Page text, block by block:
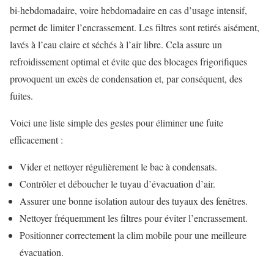
bi-hebdomadaire, voire hebdomadaire en cas d’usage intensif,
permet de limiter l’encrassement. Les filtres sont retirés aisément,
lavés à l’eau claire et séchés à l’air libre. Cela assure un
refroidissement optimal et évite que des blocages frigorifiques
provoquent un excès de condensation et, par conséquent, des
fuites.
Voici une liste simple des gestes pour éliminer une fuite
efficacement :
Vider et nettoyer régulièrement le bac à condensats.
Contrôler et déboucher le tuyau d’évacuation d’air.
Assurer une bonne isolation autour des tuyaux des fenêtres.
Nettoyer fréquemment les filtres pour éviter l’encrassement.
Positionner correctement la clim mobile pour une meilleure
évacuation.